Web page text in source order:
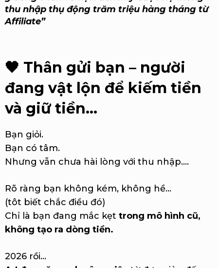
thu nhập thụ động trăm triệu hàng tháng từ
Affiliate”
🖤 Thân gửi bạn – người
đang vật lộn để kiếm tiền
và giữ tiền…
Bạn giỏi.
Bạn có tâm.
Nhưng vẫn chưa hài lòng với thu nhập....
Rõ ràng bạn không kém, không hề...
(tôt biết chắc điều đó)
Chỉ là bạn đang mắc kẹt trong mô hình cũ,
không tạo ra dòng tiền.
2026 rồi…